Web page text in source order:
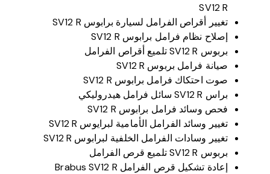
SV12 R
تغيير أقراص الفرامل لسيارة برابوس SV12 R
إصلاح نظام فرامل برابوس SV12 R
بربوس SV12 R تلميع أقراص الفرامل
صيانة فرامل بربوس SV12 R
صوت احتكاك فرامل برابوس SV12 R
براس SV12 R سائل فرامل هيدروليكي
فحص وسائد فرامل برابوس SV12 R
تغيير وسائد الفرامل الأمامية لبرايوس SV12 R
تغيير وسادات الفرامل الخلفية لبرابوس SV12 R
بربوس SV12 R تلميع قرص الفرامل
إعادة تشكيل قرص الفرامل Brabus SV12 R